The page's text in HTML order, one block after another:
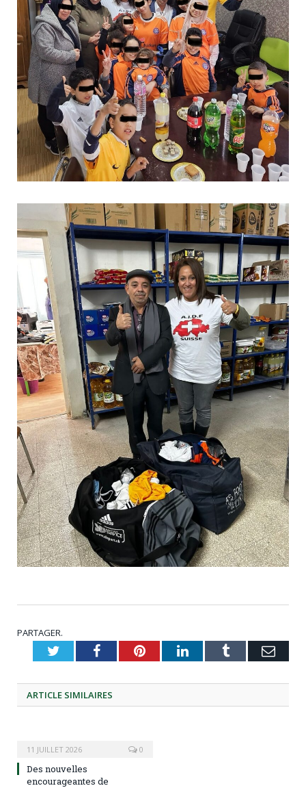
PARTAGER.
TwitterFacebookPinterestLinkedInTumblr
ARTICLE SIMILAIRES
11 JUILLET 2026 0
Des nouvelles
encourageantes de